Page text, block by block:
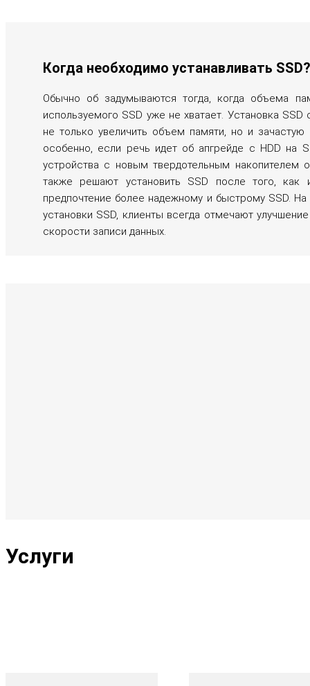
Когда необходимо устанавливать SSD?
Обычно об задумываются тогда, когда объема
используемого SSD уже не хватает. Установка
не только увеличить объем памяти, но и зачастую
особенно, если речь идет об апгрейде с HDD на
устройства с новым твердотельным накопителем
также решают установить SSD после того, как
предпочтение более надежному и быстрому SSD.
установки SSD, клиенты всегда отмечают
скорости записи данных.
Услуги